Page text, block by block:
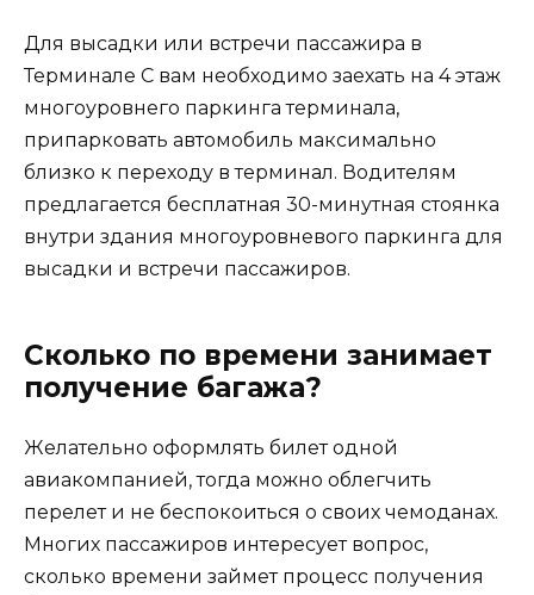
Для высадки или встречи пассажира в
Терминале C вам необходимо заехать на 4 этаж
многоуровнего паркинга терминала,
припарковать автомобиль максимально
близко к переходу в терминал. Водителям
предлагается бесплатная 30-минутная стоянка
внутри здания многоуровневого паркинга для
высадки и встречи пассажиров.
Сколько по времени занимает
получение багажа?
Желательно оформлять билет одной
авиакомпанией, тогда можно облегчить
перелет и не беспокоиться о своих чемоданах.
Многих пассажиров интересует вопрос,
сколько времени займет процесс получения